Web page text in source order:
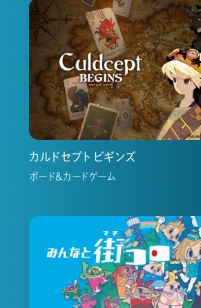
カルドセプト ビギンズ
ボード＆カードゲーム